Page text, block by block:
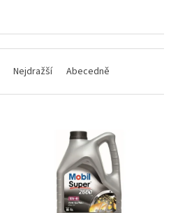
Nejdražší Abecedně